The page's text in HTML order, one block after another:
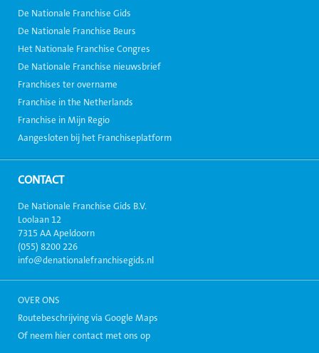
De Nationale Franchise Gids
De Nationale Franchise Beurs
Het Nationale Franchise Congres
De Nationale Franchise nieuwsbrief
Franchises ter overname
Franchise in the Netherlands
Franchise in Mijn Regio
Aangesloten bij het Franchiseplatform
CONTACT
De Nationale Franchise Gids B.V.
Loolaan 12
7315 AA Apeldoorn
(055) 8200 226
info@denationalefranchisegids.nl
OVER ONS
Routebeschrijving via Google Maps
Of neem hier contact met ons op